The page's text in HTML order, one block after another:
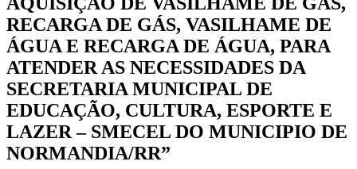
RECARGA DE GÁS, VASILHAME DE
ÁGUA E RECARGA DE ÁGUA, PARA
ATENDER AS NECESSIDADES DA
SECRETARIA MUNICIPAL DE
EDUCAÇÃO, CULTURA, ESPORTE E
LAZER – SMECEL DO MUNICIPIO DE
NORMANDIA/RR”